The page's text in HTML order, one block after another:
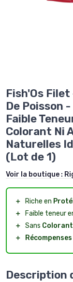
Fish'Os
De Poisson
Faible
Colorant Ni
Naturelles
(Lot de 1)
Voir la boutique :
＋ Riche en
＋
Faible teneur
＋ Sans Colorant
＋
Description